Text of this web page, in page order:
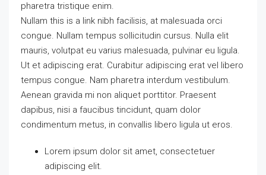
pharetra tristique enim.
Nullam this is a link nibh facilisis, at malesuada orci
congue. Nullam tempus sollicitudin cursus. Nulla elit
mauris, volutpat eu varius malesuada, pulvinar eu ligula.
Ut et adipiscing erat. Curabitur adipiscing erat vel libero
tempus congue. Nam pharetra interdum vestibulum.
Aenean gravida mi non aliquet porttitor. Praesent
dapibus, nisi a faucibus tincidunt, quam dolor
condimentum metus, in convallis libero ligula ut eros.
Lorem ipsum dolor sit amet, consectetuer
adipiscing elit.